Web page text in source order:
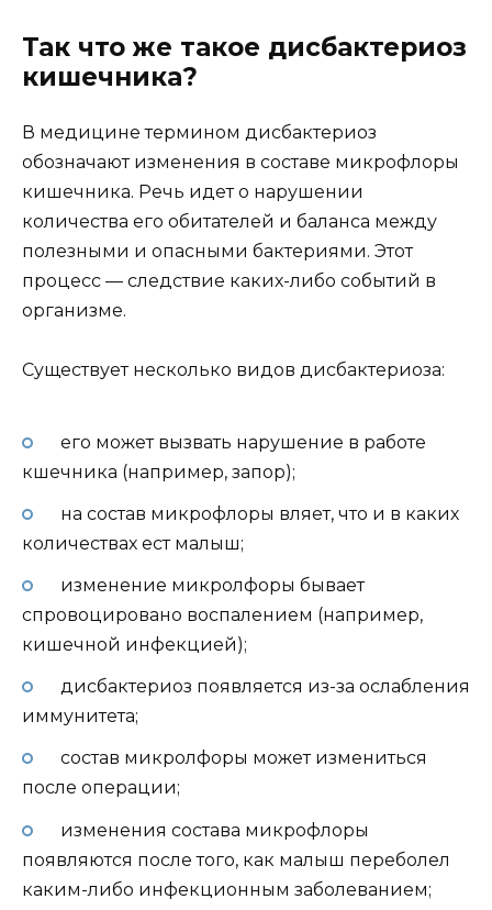
Так что же такое дисбактериоз
кишечника?
В медицине термином дисбактериоз
обозначают изменения в составе микрофлоры
кишечника. Речь идет о нарушении
количества его обитателей и баланса между
полезными и опасными бактериями. Этот
процесс — следствие каких-либо событий в
организме.
Существует несколько видов дисбактериоза:
его может вызвать нарушение в работе
кшечника (например, запор);
на состав микрофлоры вляет, что и в каких
количествах ест малыш;
изменение микролфоры бывает
спровоцировано воспалением (например,
кишечной инфекцией);
дисбактериоз появляется из-за ослабления
иммунитета;
состав микролфоры может измениться
после операции;
изменения состава микрофлоры
появляются после того, как малыш переболел
каким-либо инфекционным заболеванием;